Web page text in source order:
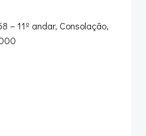
– 11º andar, Consolação,